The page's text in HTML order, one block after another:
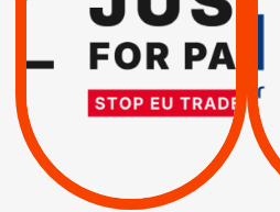
SUSPENSION
TOTALE DE
L’ACCORD
D’ASSOCIATION UE-
ISRAËL
| Pétitions